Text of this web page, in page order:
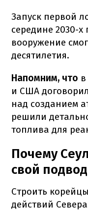
Запуск первой
середине 2030-х
вооружение
десятилетия.
Напомним, что
и США
над созданием
решили
топлива для
Почему
свой
Строить
действий